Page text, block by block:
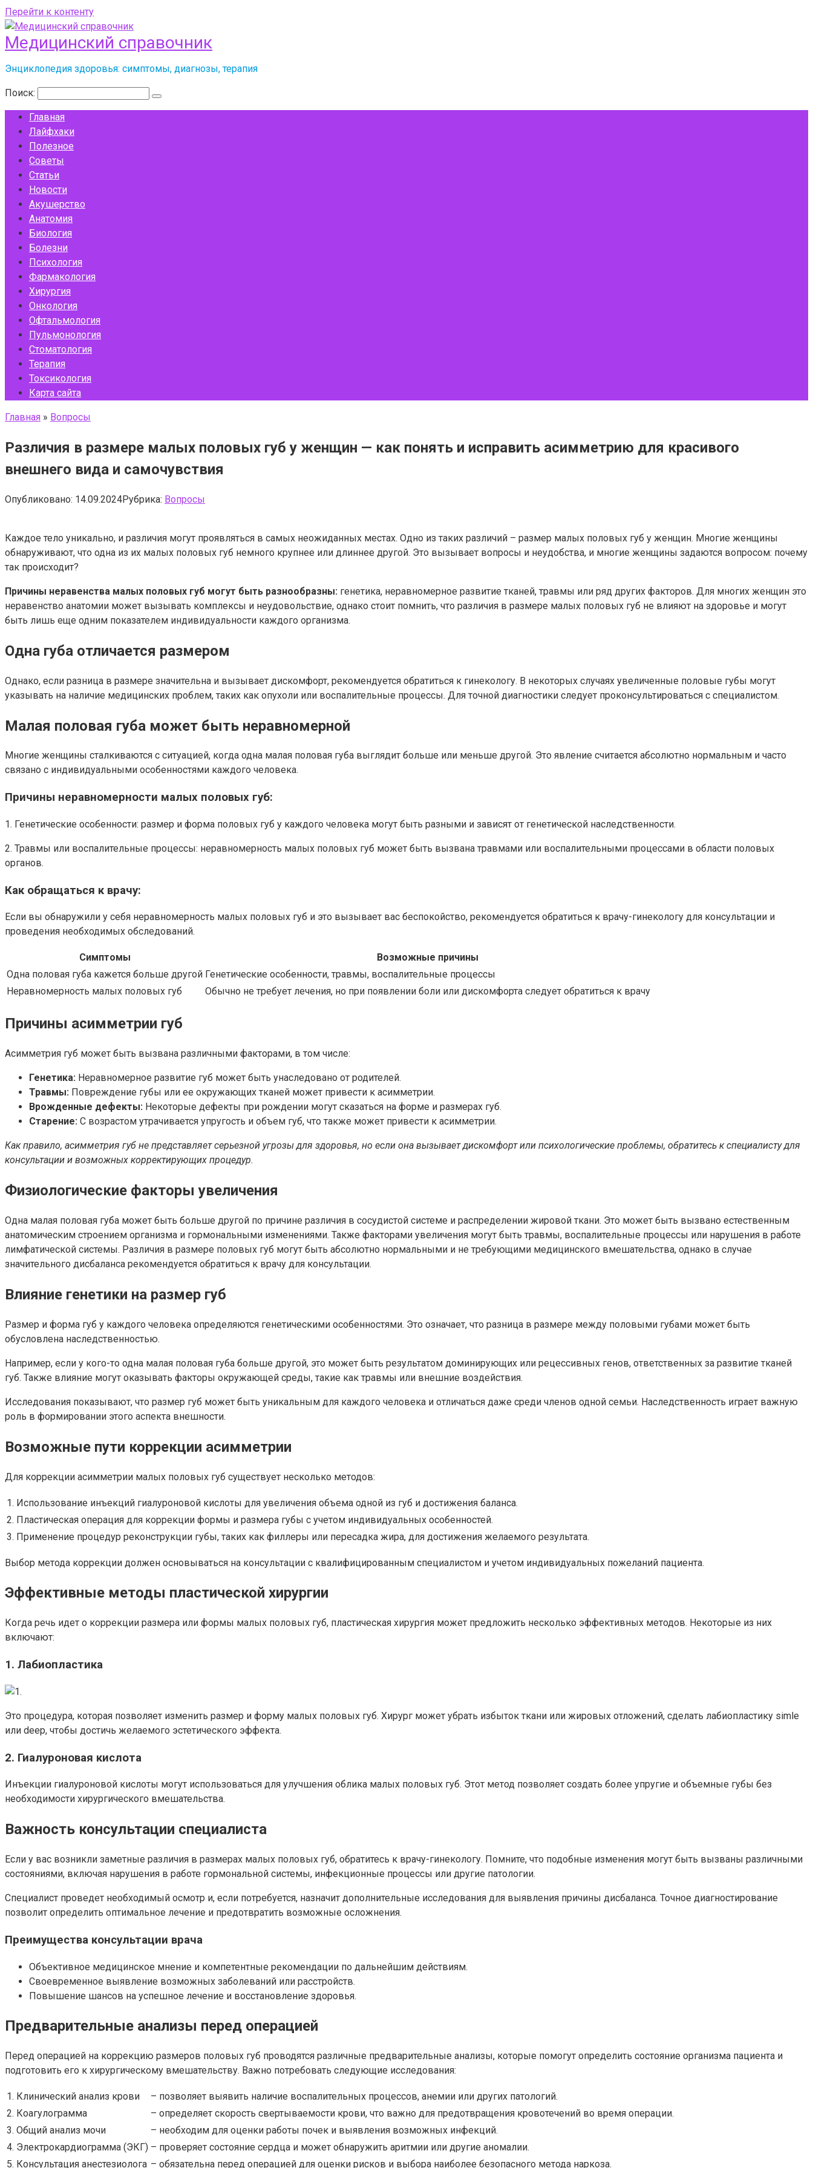
Перейти к контенту
Медицинский справочник
Энциклопедия здоровья: симптомы, диагнозы, терапия
Поиск:
Главная
Лайфхаки
Полезное
Советы
Статьи
Новости
Акушерство
Анатомия
Биология
Болезни
Психология
Фармакология
Хирургия
Онкология
Офтальмология
Пульмонология
Стоматология
Терапия
Токсикология
Карта сайта
Главная » Вопросы
Различия в размере малых половых губ у женщин — как понять и исправить асимметрию для красивого
внешнего вида и самочувствия
Опубликовано: 14.09.2024Рубрика: Вопросы
Каждое тело уникально, и различия могут проявляться в самых неожиданных местах. Одно из таких различий – размер малых половых губ у женщин. Многие женщины
обнаруживают, что одна из их малых половых губ немного крупнее или длиннее другой. Это вызывает вопросы и неудобства, и многие женщины задаются вопросом: почему
так происходит?
Причины неравенства малых половых губ могут быть разнообразны: генетика, неравномерное развитие тканей, травмы или ряд других факторов. Для многих женщин это
неравенство анатомии может вызывать комплексы и неудовольствие, однако стоит помнить, что различия в размере малых половых губ не влияют на здоровье и могут
быть лишь еще одним показателем индивидуальности каждого организма.
Одна губа отличается размером
Однако, если разница в размере значительна и вызывает дискомфорт, рекомендуется обратиться к гинекологу. В некоторых случаях увеличенные половые губы могут
указывать на наличие медицинских проблем, таких как опухоли или воспалительные процессы. Для точной диагностики следует проконсультироваться с специалистом.
Малая половая губа может быть неравномерной
Многие женщины сталкиваются с ситуацией, когда одна малая половая губа выглядит больше или меньше другой. Это явление считается абсолютно нормальным и часто
связано с индивидуальными особенностями каждого человека.
Причины неравномерности малых половых губ:
1. Генетические особенности: размер и форма половых губ у каждого человека могут быть разными и зависят от генетической наследственности.
2. Травмы или воспалительные процессы: неравномерность малых половых губ может быть вызвана травмами или воспалительными процессами в области половых
органов.
Как обращаться к врачу:
Если вы обнаружили у себя неравномерность малых половых губ и это вызывает вас беспокойство, рекомендуется обратиться к врачу-гинекологу для консультации и
проведения необходимых обследований.
Симптомы
Возможные причины
Одна половая губа кажется больше другой Генетические особенности, травмы, воспалительные процессы
Неравномерность малых половых губ
Обычно не требует лечения, но при появлении боли или дискомфорта следует обратиться к врачу
Причины асимметрии губ
Асимметрия губ может быть вызвана различными факторами, в том числе:
Генетика: Неравномерное развитие губ может быть унаследовано от родителей.
Травмы: Повреждение губы или ее окружающих тканей может привести к асимметрии.
Врожденные дефекты: Некоторые дефекты при рождении могут сказаться на форме и размерах губ.
Старение: С возрастом утрачивается упругость и объем губ, что также может привести к асимметрии.
Как правило, асимметрия губ не представляет серьезной угрозы для здоровья, но если она вызывает дискомфорт или психологические проблемы, обратитесь к специалисту для
консультации и возможных корректирующих процедур.
Физиологические факторы увеличения
Одна малая половая губа может быть больше другой по причине различия в сосудистой системе и распределении жировой ткани. Это может быть вызвано естественным
анатомическим строением организма и гормональными изменениями. Также факторами увеличения могут быть травмы, воспалительные процессы или нарушения в работе
лимфатической системы. Различия в размере половых губ могут быть абсолютно нормальными и не требующими медицинского вмешательства, однако в случае
значительного дисбаланса рекомендуется обратиться к врачу для консультации.
Влияние генетики на размер губ
Размер и форма губ у каждого человека определяются генетическими особенностями. Это означает, что разница в размере между половыми губами может быть
обусловлена наследственностью.
Например, если у кого-то одна малая половая губа больше другой, это может быть результатом доминирующих или рецессивных генов, ответственных за развитие тканей
губ. Также влияние могут оказывать факторы окружающей среды, такие как травмы или внешние воздействия.
Исследования показывают, что размер губ может быть уникальным для каждого человека и отличаться даже среди членов одной семьи. Наследственность играет важную
роль в формировании этого аспекта внешности.
Возможные пути коррекции асимметрии
Для коррекции асимметрии малых половых губ существует несколько методов:
1. Использование инъекций гиалуроновой кислоты для увеличения объема одной из губ и достижения баланса.
2. Пластическая операция для коррекции формы и размера губы с учетом индивидуальных особенностей.
3. Применение процедур реконструкции губы, таких как филлеры или пересадка жира, для достижения желаемого результата.
Выбор метода коррекции должен основываться на консультации с квалифицированным специалистом и учетом индивидуальных пожеланий пациента.
Эффективные методы пластической хирургии
Когда речь идет о коррекции размера или формы малых половых губ, пластическая хирургия может предложить несколько эффективных методов. Некоторые из них
включают:
1. Лабиопластика
Это процедура, которая позволяет изменить размер и форму малых половых губ. Хирург может убрать избыток ткани или жировых отложений, сделать лабиопластику simle
или deep, чтобы достичь желаемого эстетического эффекта.
2. Гиалуроновая кислота
Инъекции гиалуроновой кислоты могут использоваться для улучшения облика малых половых губ. Этот метод позволяет создать более упругие и объемные губы без
необходимости хирургического вмешательства.
Важность консультации специалиста
Если у вас возникли заметные различия в размерах малых половых губ, обратитесь к врачу-гинекологу. Помните, что подобные изменения могут быть вызваны различными
состояниями, включая нарушения в работе гормональной системы, инфекционные процессы или другие патологии.
Специалист проведет необходимый осмотр и, если потребуется, назначит дополнительные исследования для выявления причины дисбаланса. Точное диагностирование
позволит определить оптимальное лечение и предотвратить возможные осложнения.
Преимущества консультации врача
Объективное медицинское мнение и компетентные рекомендации по дальнейшим действиям.
Своевременное выявление возможных заболеваний или расстройств.
Повышение шансов на успешное лечение и восстановление здоровья.
Предварительные анализы перед операцией
Перед операцией на коррекцию размеров половых губ проводятся различные предварительные анализы, которые помогут определить состояние организма пациента и
подготовить его к хирургическому вмешательству. Важно потребовать следующие исследования:
1. Клинический анализ крови
– позволяет выявить наличие воспалительных процессов, анемии или других патологий.
2. Коагулограмма
– определяет скорость свертываемости крови, что важно для предотвращения кровотечений во время операции.
3. Общий анализ мочи
– необходим для оценки работы почек и выявления возможных инфекций.
4. Электрокардиограмма (ЭКГ) – проверяет состояние сердца и может обнаружить аритмии или другие аномалии.
5. Консультация анестезиолога – обязательна перед операцией для оценки рисков и выбора наиболее безопасного метода наркоза.